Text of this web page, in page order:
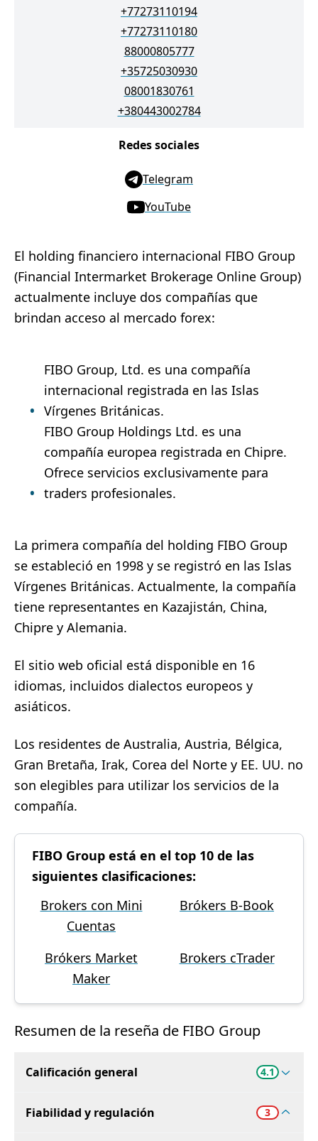
+77273110194
+77273110180
88000805777
+35725030930
08001830761
+380443002784
Redes sociales
Telegram
YouTube
El holding financiero internacional FIBO Group
(Financial Intermarket Brokerage Online Group)
actualmente incluye dos compañías que
brindan acceso al mercado forex:
FIBO Group, Ltd. es una compañía
internacional registrada en las Islas
Vírgenes Británicas.
FIBO Group Holdings Ltd. es una
compañía europea registrada en Chipre.
Ofrece servicios exclusivamente para
traders profesionales.
La primera compañía del holding FIBO Group
se estableció en 1998 y se registró en las Islas
Vírgenes Británicas. Actualmente, la compañía
tiene representantes en Kazajistán, China,
Chipre y Alemania.
El sitio web oficial está disponible en 16
idiomas, incluidos dialectos europeos y
asiáticos.
Los residentes de Australia, Austria, Bélgica,
Gran Bretaña, Irak, Corea del Norte y EE. UU. no
son elegibles para utilizar los servicios de la
compañía.
FIBO Group está en el top 10 de las
siguientes clasificaciones:
Brokers con Mini
Cuentas
Brókers B-Book
Brókers Market
Maker
Brokers cTrader
Resumen de la reseña de FIBO Group
Calificación general 4.1
Fiabilidad y regulación 3